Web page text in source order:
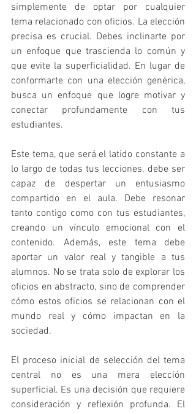
simplemente de optar por cualquier
tema relacionado con oficios. La elección
precisa es crucial. Debes inclinarte por
un enfoque que trascienda lo común y
que evite la superficialidad. En lugar de
conformarte con una elección genérica,
busca un enfoque que logre motivar y
conectar profundamente con tus
estudiantes.
Este tema, que será el latido constante a
lo largo de todas tus lecciones, debe ser
capaz de despertar un entusiasmo
compartido en el aula. Debe resonar
tanto contigo como con tus estudiantes,
creando un vínculo emocional con el
contenido. Además, este tema debe
aportar un valor real y tangible a tus
alumnos. No se trata solo de explorar los
oficios en abstracto, sino de comprender
cómo estos oficios se relacionan con el
mundo real y cómo impactan en la
sociedad.
El proceso inicial de selección del tema
central no es una mera elección
superficial. Es una decisión que requiere
consideración y reflexión profunda. El